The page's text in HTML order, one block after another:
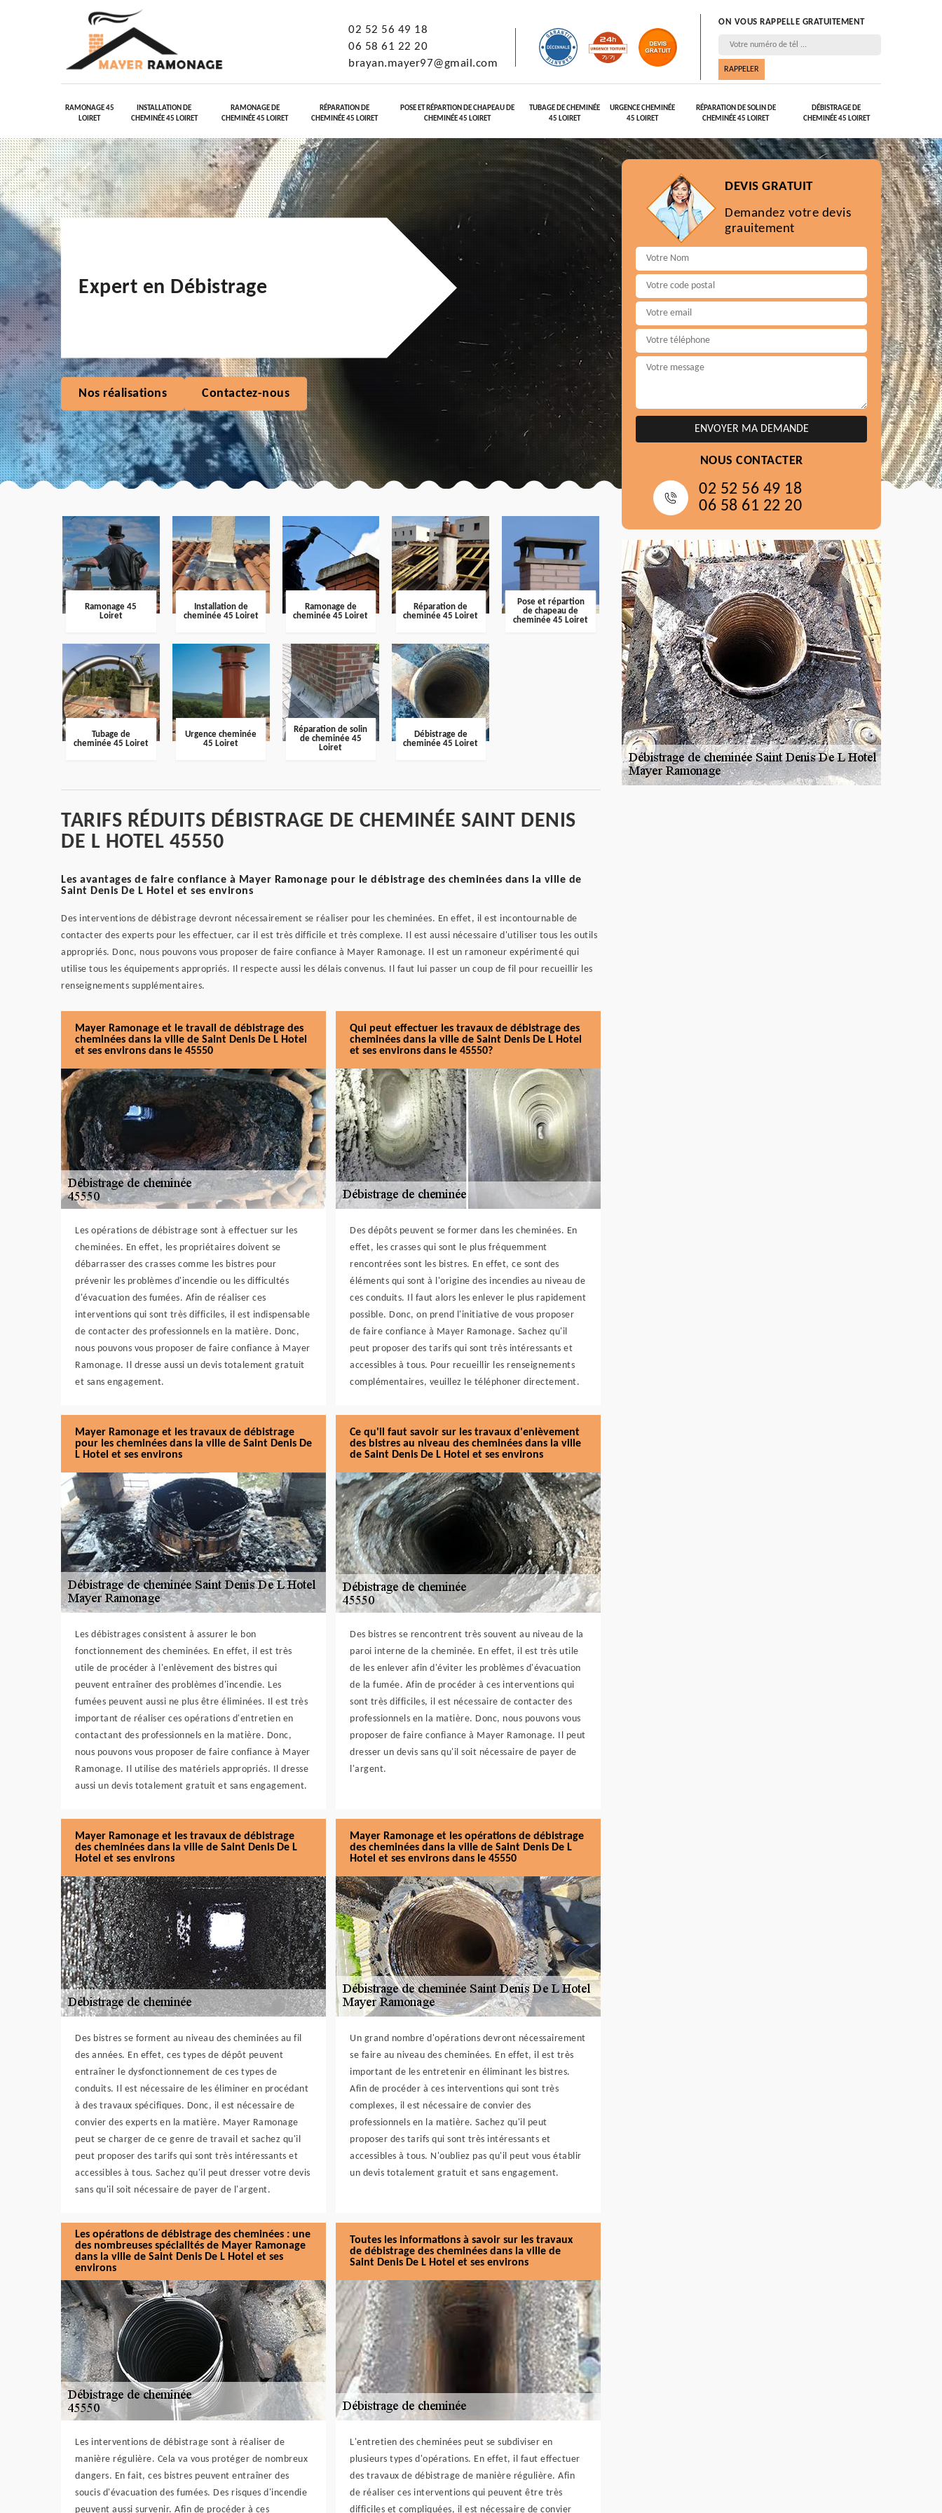
02 52 56 49 18
06 58 61 22 20
brayan.mayer97@gmail.com
ON VOUS RAPPELLE GRATUITEMENT
RAMONAGE 45
LOIRET
INSTALLATION DE
CHEMINÉE 45 LOIRET
RAMONAGE DE
CHEMINÉE 45 LOIRET
RÉPARATION DE
CHEMINÉE 45 LOIRET
POSE ET RÉPARTION DE CHAPEAU DE
CHEMINÉE 45 LOIRET
TUBAGE DE CHEMINÉE
45 LOIRET
URGENCE CHEMINÉE
45 LOIRET
RÉPARATION DE SOLIN DE
CHEMINÉE 45 LOIRET
DÉBISTRAGE DE
CHEMINÉE 45 LOIRET
Expert en Débistrage
Nos réalisations Contactez-nous
Ramonage 45
Loiret
Installation de
cheminée 45 Loiret
Ramonage de
cheminée 45 Loiret
Réparation de
cheminée 45 Loiret
Pose et répartion
de chapeau de
cheminée 45 Loiret
Tubage de
cheminée 45 Loiret
Urgence cheminée
45 Loiret
Réparation de solin
de cheminée 45
Loiret
Débistrage de
cheminée 45 Loiret
TARIFS RÉDUITS DÉBISTRAGE DE CHEMINÉE SAINT DENIS
DE L HOTEL 45550
Les avantages de faire confiance à Mayer Ramonage pour le débistrage des cheminées dans la ville de
Saint Denis De L Hotel et ses environs
Des interventions de débistrage devront nécessairement se réaliser pour les cheminées. En effet, il est incontournable de
contacter des experts pour les effectuer, car il est très difficile et très complexe. Il est aussi nécessaire d'utiliser tous les outils
appropriés. Donc, nous pouvons vous proposer de faire confiance à Mayer Ramonage. Il est un ramoneur expérimenté qui
utilise tous les équipements appropriés. Il respecte aussi les délais convenus. Il faut lui passer un coup de fil pour recueillir les
renseignements supplémentaires.
Mayer Ramonage et le travail de débistrage des
cheminées dans la ville de Saint Denis De L Hotel
et ses environs dans le 45550
Les opérations de débistrage sont à effectuer sur les
cheminées. En effet, les propriétaires doivent se
débarrasser des crasses comme les bistres pour
prévenir les problèmes d'incendie ou les difficultés
d'évacuation des fumées. Afin de réaliser ces
interventions qui sont très difficiles, il est indispensable
de contacter des professionnels en la matière. Donc,
nous pouvons vous proposer de faire confiance à Mayer
Ramonage. Il dresse aussi un devis totalement gratuit
et sans engagement.
Qui peut effectuer les travaux de débistrage des
cheminées dans la ville de Saint Denis De L Hotel
et ses environs dans le 45550?
Des dépôts peuvent se former dans les cheminées. En
effet, les crasses qui sont le plus fréquemment
rencontrées sont les bistres. En effet, ce sont des
éléments qui sont à l'origine des incendies au niveau de
ces conduits. Il faut alors les enlever le plus rapidement
possible. Donc, on prend l'initiative de vous proposer
de faire confiance à Mayer Ramonage. Sachez qu'il
peut proposer des tarifs qui sont très intéressants et
accessibles à tous. Pour recueillir les renseignements
complémentaires, veuillez le téléphoner directement.
Mayer Ramonage et les travaux de débistrage
pour les cheminées dans la ville de Saint Denis De
L Hotel et ses environs
Les débistrages consistent à assurer le bon
fonctionnement des cheminées. En effet, il est très
utile de procéder à l'enlèvement des bistres qui
peuvent entraîner des problèmes d'incendie. Les
fumées peuvent aussi ne plus être éliminées. Il est très
important de réaliser ces opérations d'entretien en
contactant des professionnels en la matière. Donc,
nous pouvons vous proposer de faire confiance à Mayer
Ramonage. Il utilise des matériels appropriés. Il dresse
aussi un devis totalement gratuit et sans engagement.
Ce qu'il faut savoir sur les travaux d'enlèvement
des bistres au niveau des cheminées dans la ville
de Saint Denis De L Hotel et ses environs
Des bistres se rencontrent très souvent au niveau de la
paroi interne de la cheminée. En effet, il est très utile
de les enlever afin d'éviter les problèmes d'évacuation
de la fumée. Afin de procéder à ces interventions qui
sont très difficiles, il est nécessaire de contacter des
professionnels en la matière. Donc, nous pouvons vous
proposer de faire confiance à Mayer Ramonage. Il peut
dresser un devis sans qu'il soit nécessaire de payer de
l'argent.
Mayer Ramonage et les travaux de débistrage
des cheminées dans la ville de Saint Denis De L
Hotel et ses environs
Des bistres se forment au niveau des cheminées au fil
des années. En effet, ces types de dépôt peuvent
entraîner le dysfonctionnement de ces types de
conduits. Il est nécessaire de les éliminer en procédant
à des travaux spécifiques. Donc, il est nécessaire de
convier des experts en la matière. Mayer Ramonage
peut se charger de ce genre de travail et sachez qu'il
peut proposer des tarifs qui sont très intéressants et
accessibles à tous. Sachez qu'il peut dresser votre devis
sans qu'il soit nécessaire de payer de l'argent.
Mayer Ramonage et les opérations de débistrage
des cheminées dans la ville de Saint Denis De L
Hotel et ses environs dans le 45550
Un grand nombre d'opérations devront nécessairement
se faire au niveau des cheminées. En effet, il est très
important de les entretenir en éliminant les bistres.
Afin de procéder à ces interventions qui sont très
complexes, il est nécessaire de convier des
professionnels en la matière. Sachez qu'il peut
proposer des tarifs qui sont très intéressants et
accessibles à tous. N'oubliez pas qu'il peut vous établir
un devis totalement gratuit et sans engagement.
Les opérations de débistrage des cheminées : une
des nombreuses spécialités de Mayer Ramonage
dans la ville de Saint Denis De L Hotel et ses
environs
Les interventions de débistrage sont à réaliser de
manière régulière. Cela va vous protéger de nombreux
dangers. En fait, ces bistres peuvent entraîner des
soucis d'évacuation des fumées. Des risques d'incendie
peuvent aussi survenir. Afin de procéder à ces
Toutes les informations à savoir sur les travaux
de débistrage des cheminées dans la ville de
Saint Denis De L Hotel et ses environs
L'entretien des cheminées peut se subdiviser en
plusieurs types d'opérations. En effet, il faut effectuer
des travaux de débistrage de manière régulière. Afin
de réaliser ces interventions qui peuvent être très
difficiles et compliquées, il est nécessaire de convier
DEVIS GRATUIT
Demandez votre devis
grauitement
NOUS CONTACTER
02 52 56 49 18
06 58 61 22 20